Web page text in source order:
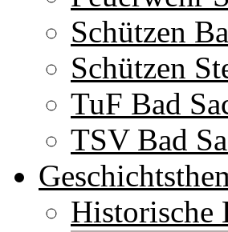
Schützen
Schützen
TuF Bad
TSV Bad
Historische